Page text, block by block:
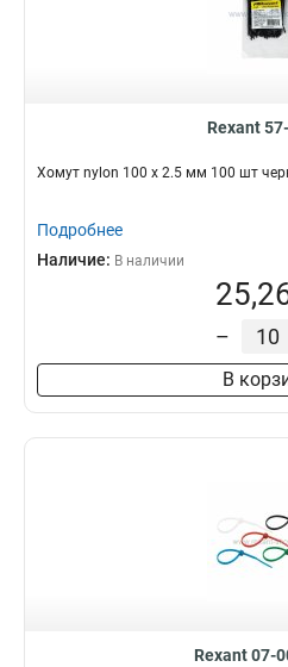
Rexant
Хомут nylon 100 х 2.5 мм 100 шт
Подробнее
Наличие: В наличии
–
В
Rexant 07-